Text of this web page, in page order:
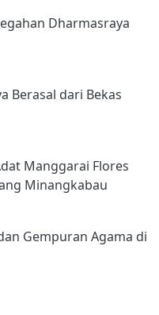
Dharmasraya
Berasal dari Bekas
Manggarai Flores
Minangkabau
Gempuran Agama di